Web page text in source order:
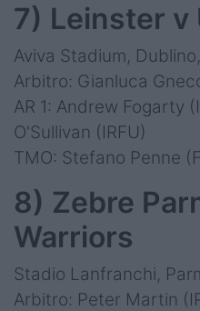
7) Leinster v
Aviva Stadium,
Arbitro: Gianluca
AR 1: Andrew Fogarty
O'Sullivan (IRFU)
TMO: Stefano Penne
8) Zebre
Warriors
Stadio Lanfranchi,
Arbitro: Peter Martin